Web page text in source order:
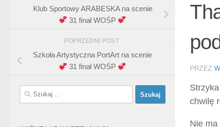
PRZEZ
chwilę
Nie ma
Klub Sportowy ARABESKA na scenie
31 finał WOŚP
POPRZEDNI POST
Szkoła Artystyczna PortArt na scenie
31 finał WOŚP
Szukaj: